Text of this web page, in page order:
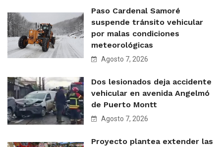
Paso Cardenal Samoré
suspende tránsito vehicular
por malas condiciones
meteorológicas
Agosto 7, 2026
Dos lesionados deja accidente
vehicular en avenida Angelmó
de Puerto Montt
Agosto 7, 2026
Proyecto plantea extender las